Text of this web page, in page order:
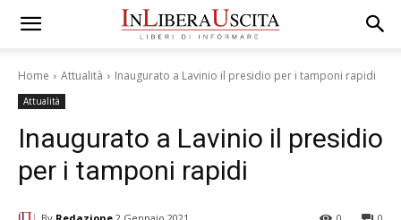
Home Attualità Inaugurato a Lavinio il presidio per i tamponi rapidi
Attualità
Inaugurato a Lavinio il presidio
per i tamponi rapidi